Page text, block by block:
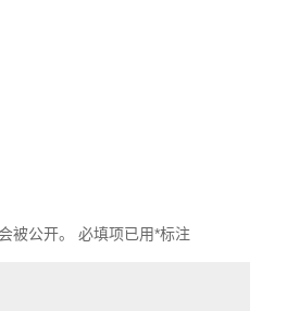
被公开。 必填项已用*标注